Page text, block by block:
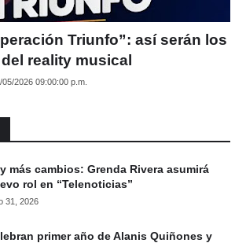
Triunfo”: así serán los
reality musical
05/2026 09:00:00 p.m.
más cambios: Grenda Rivera asumirá
rol en “Telenoticias”
31, 2026
primer año de Alanis Quiñones y